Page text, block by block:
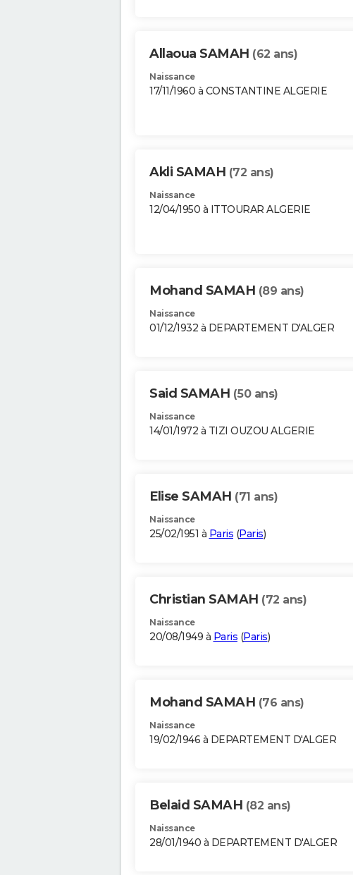
Allaoua SAMAH (62 ans)
Naissance
17/11/1960 à CONSTANTINE ALGERIE
Akli SAMAH (72 ans)
Naissance
12/04/1950 à ITTOURAR ALGERIE
Mohand SAMAH (89 ans)
Naissance
01/12/1932 à DEPARTEMENT D'ALGER
Said SAMAH (50 ans)
Naissance
14/01/1972 à TIZI OUZOU ALGERIE
Elise SAMAH (71 ans)
Naissance
25/02/1951 à Paris (Paris)
Christian SAMAH (72 ans)
Naissance
20/08/1949 à Paris (Paris)
Mohand SAMAH (76 ans)
Naissance
19/02/1946 à DEPARTEMENT D'ALGER
Belaid SAMAH (82 ans)
Naissance
28/01/1940 à DEPARTEMENT D'ALGER